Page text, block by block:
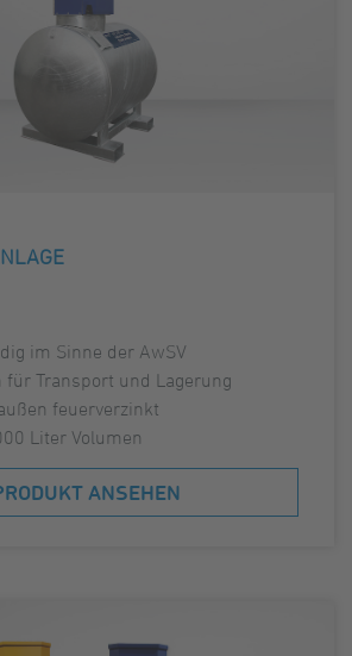
im Sinne der AwSV
für Transport und Lagerung
feuerverzinkt
Liter Volumen
ANSEHEN